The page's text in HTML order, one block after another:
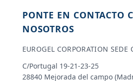
PONTE EN CONTACTO
NOSOTROS
EUROGEL CORPORATION SEDE
C/Portugal 19-21-23-25
28840 Mejorada del campo